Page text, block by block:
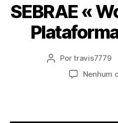
SEBRAE «
Autor
Portravis7779
Nenhum